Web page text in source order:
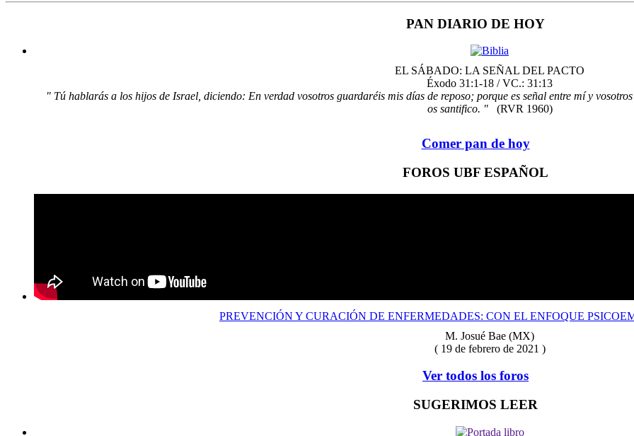
PAN DIARIO DE HOY
EL SÁBADO: LA SEÑAL DEL PACTO
Éxodo 31:1-18 / VC.: 31:13
" Tú hablarás a los hijos de Israel, diciendo: En verdad vosotros guardaréis mis días de reposo; porque es señal entre mí y
os santifico. "
(RVR 1960)
Comer pan de hoy
FOROS UBF ESPAÑOL
PREVENCIÓN Y CURACIÓN DE ENFERMEDADES: CON EL ENFOQUE
M. Josué Bae (MX)
( 19 de febrero de 2021 )
Ver todos los foros
SUGERIMOS LEER